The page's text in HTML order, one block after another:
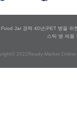
Jar 경력 40년 |PET 병을 위
스틱 병 제품
2022Ready-Market